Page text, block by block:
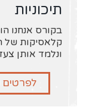
תיכוניות
קלאסיקות של
ונלמד אותן
לפרטים